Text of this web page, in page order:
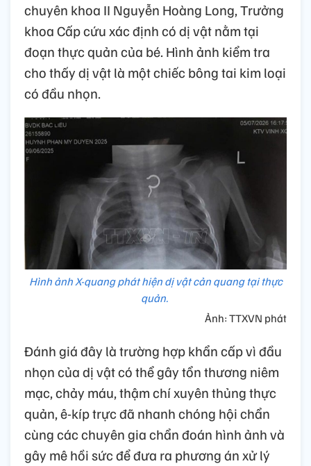
chuyên khoa II Nguyễn Hoàng Long, Trưởng
khoa Cấp cứu xác định có dị vật nằm tại
đoạn thực quản của bé. Hình ảnh kiểm tra
cho thấy dị vật là một chiếc bông tai kim loại
có đầu nhọn.
Hình ảnh X-quang phát hiện dị vật cản quang tại thực
quản.
Ảnh: TTXVN phát
Đánh giá đây là trường hợp khẩn cấp vì đầu
nhọn của dị vật có thể gây tổn thương niêm
mạc, chảy máu, thậm chí xuyên thủng thực
quản, ê-kíp trực đã nhanh chóng hội chẩn
cùng các chuyên gia chẩn đoán hình ảnh và
gây mê hồi sức để đưa ra phương án xử lý